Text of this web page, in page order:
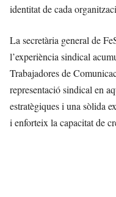
identitat de cada
La secretària general de
l’experiència sindical
Trabajadores de
representació sindical en
estratègiques i una sòlida
i enforteix la capacitat de